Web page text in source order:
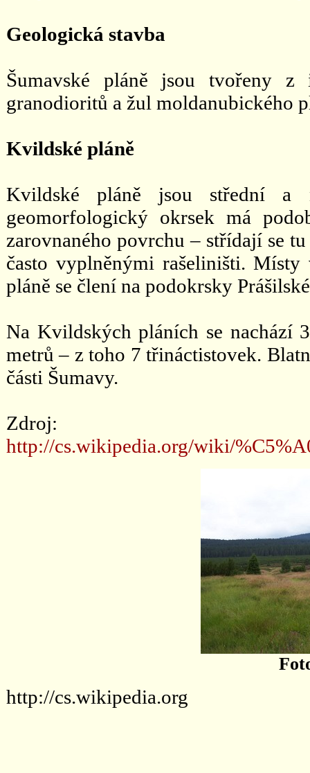
Geologická stavba
Šumavské pláně jsou tvořeny
granodioritů a žul moldanubického
Kvildské pláně
Kvildské pláně jsou střední a
geomorfologický okrsek má
zarovnaného povrchu – střídají se
často vyplněnými rašeliništi.
pláně se člení na podokrsky
Na Kvildských pláních se nachází
metrů – z toho 7 třináctistovek.
části Šumavy.
Zdroj:
http://cs.wikipedia.org/wiki/
http://cs.wikipedia.org